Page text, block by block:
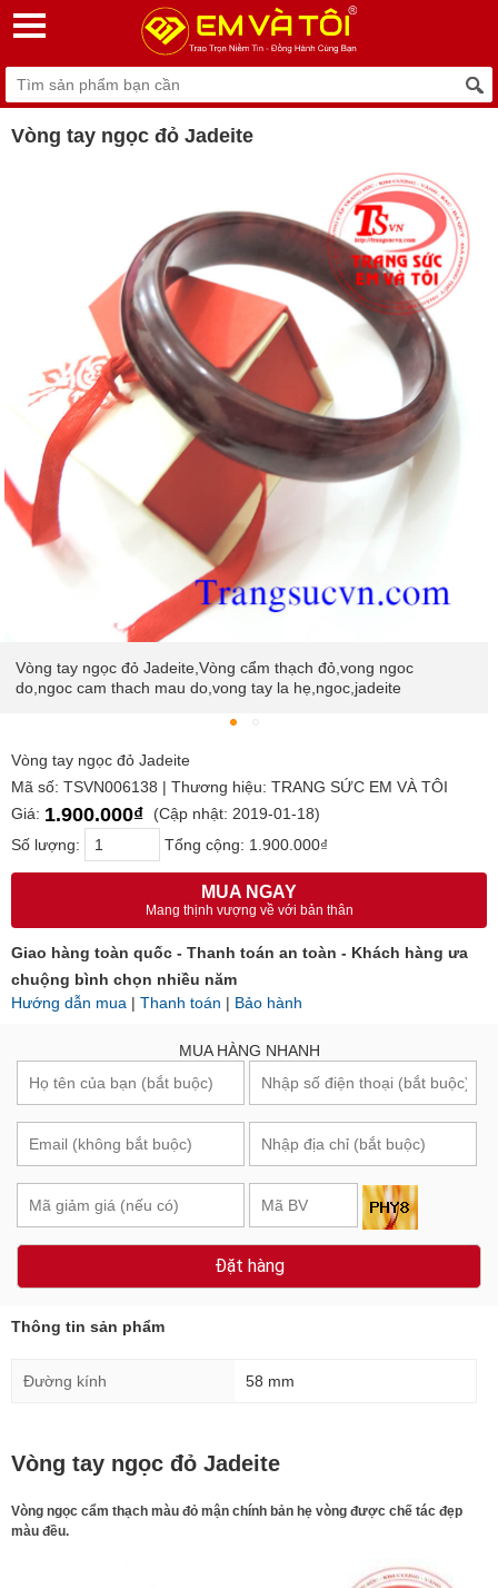
Vòng tay ngọc đỏ Jadeite
Vòng tay ngọc đỏ Jadeite,Vòng cẩm thạch đỏ,vong ngoc
do,ngoc cam thach mau do,vong tay la hẹ,ngoc,jadeite
Vòng tay ngọc đỏ Jadeite
Mã số: TSVN006138 | Thương hiệu: TRANG SỨC EM VÀ TÔI
Giá: 1.900.000₫
(Cập nhật: 2019-01-18)
Số lượng:
Tổng cộng: 1.900.000₫
MUA NGAY
Mang thịnh vượng về với bản thân
Giao hàng toàn quốc - Thanh toán an toàn - Khách hàng ưa
chuộng bình chọn nhiều năm
Hướng dẫn mua | Thanh toán | Bảo hành
MUA HÀNG NHANH
Đặt hàng
Thông tin sản phẩm
Đường kính 58 mm
Vòng tay ngọc đỏ Jadeite
Vòng ngọc cẩm thạch màu đỏ mận chính bản hẹ vòng được chế tác đẹp
màu đều.